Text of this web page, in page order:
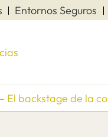
Entornos Seguros
El backstage de la